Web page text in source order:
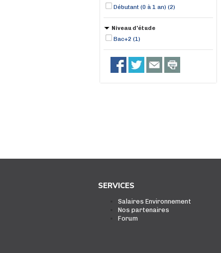
Débutant (0 à 1 an) (2)
Niveau d'étude
Bac+2 (1)
SERVICES
Salaires Environnement
Nos partenaires
Forum